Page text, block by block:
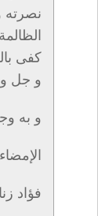
نصرته
كفى
و جل و
و به
فؤاد